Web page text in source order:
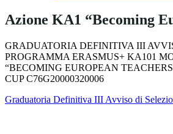
Azione KA1 “Becoming
GRADUATORIA DEFINITIVA III
PROGRAMMA ERASMUS+ KA101
“BECOMING EUROPEAN
CUP C76G20000320006
Graduatoria Definitiva III Avviso di